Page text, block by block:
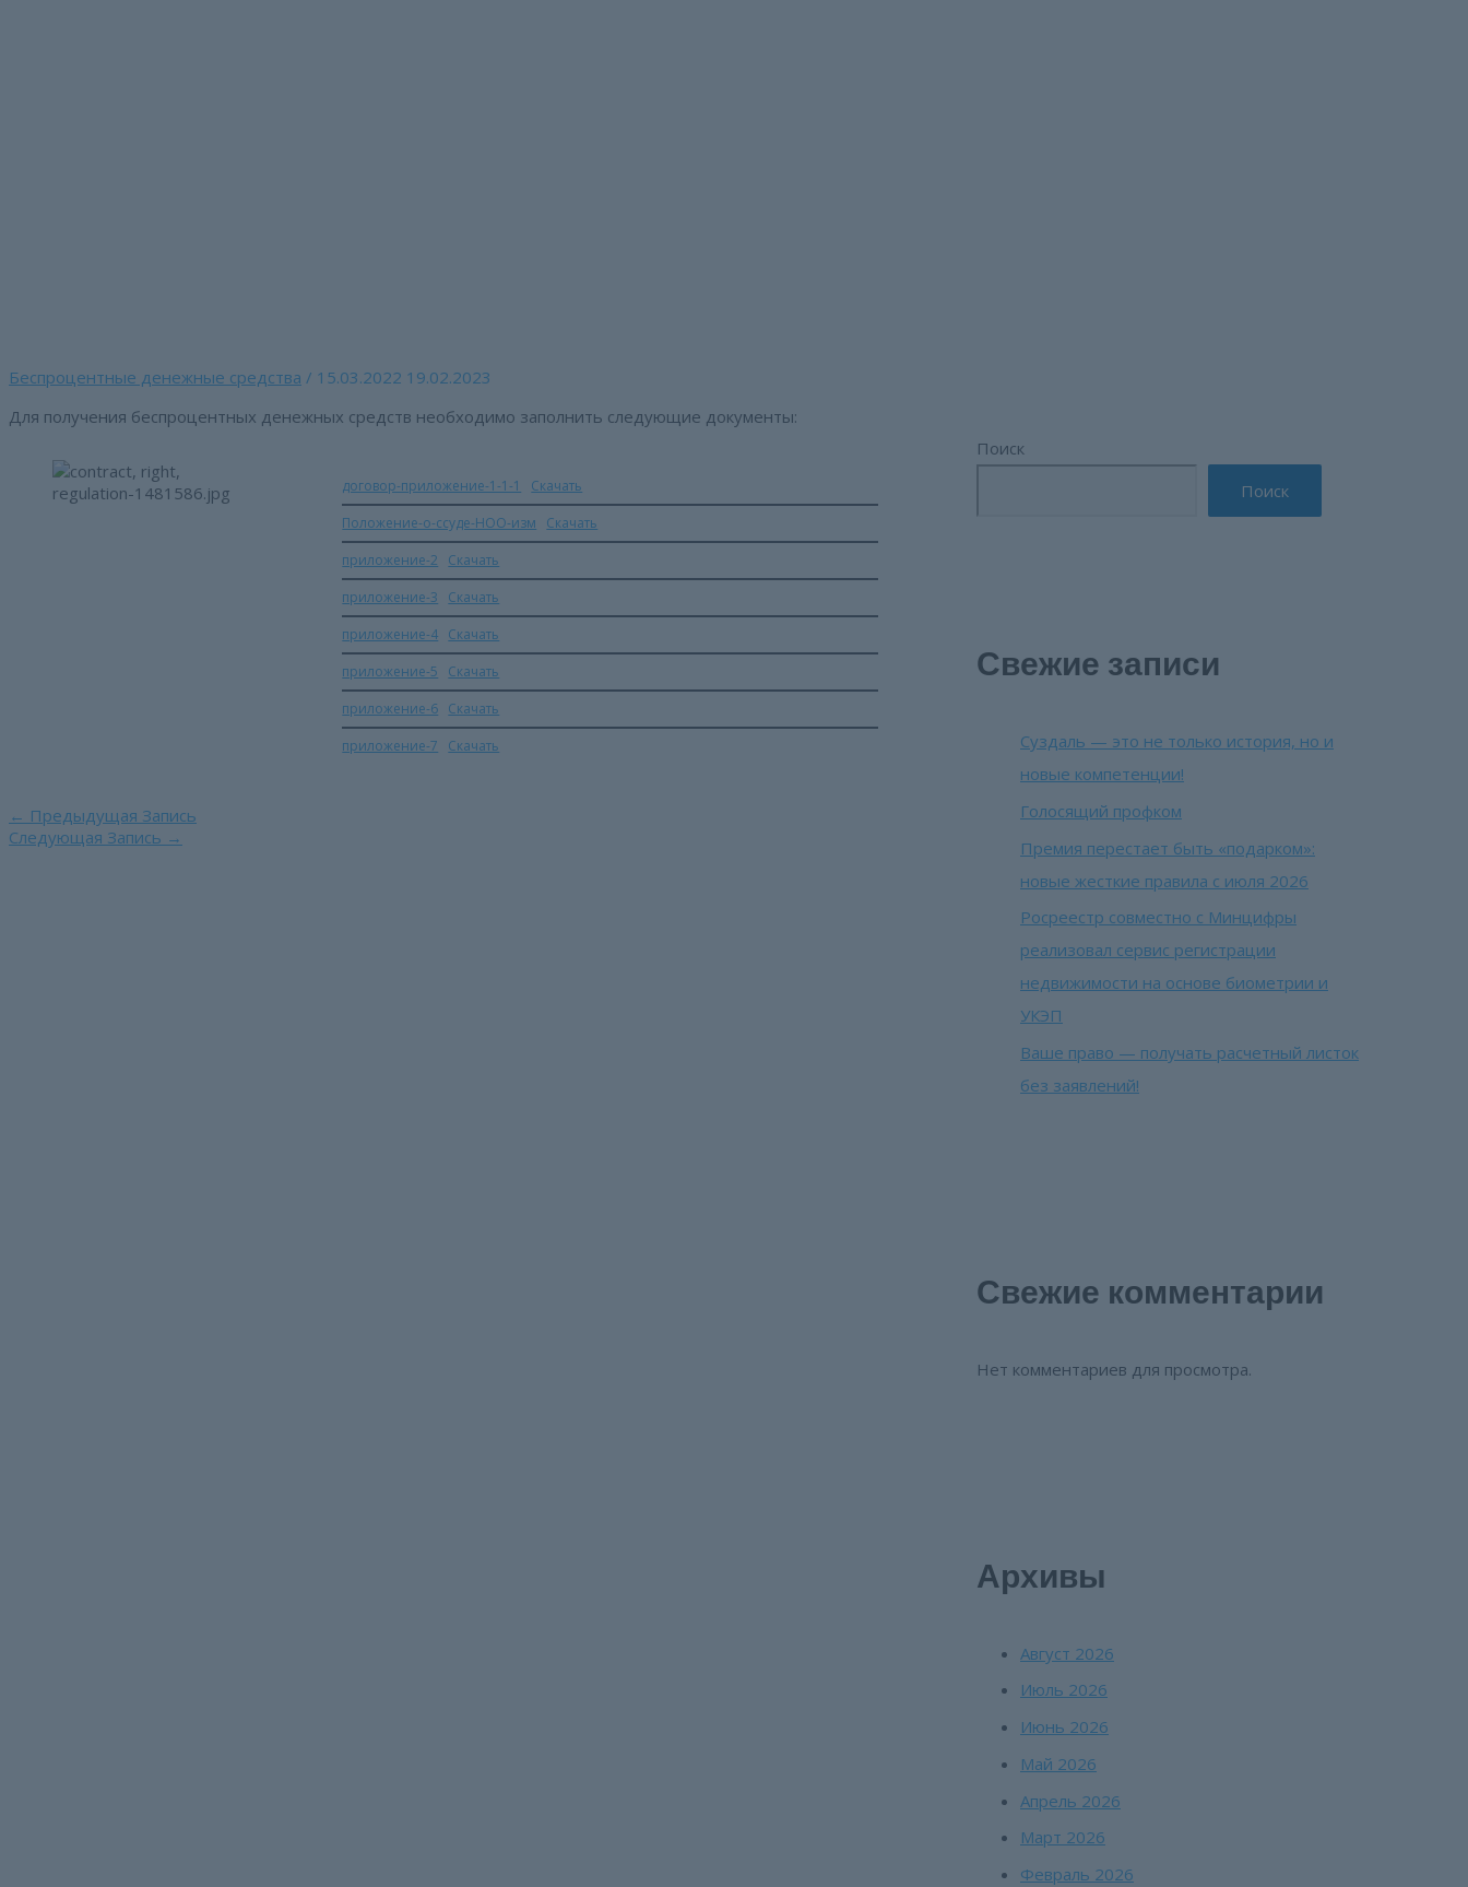
Беспроцентные денежные средства / 15.03.2022 19.02.2023
Для получения беспроцентных денежных средств необходимо заполнить следующие документы:
договор-приложение-1-1-1
Скачать
Положение-о-ссуде-НОО-изм
Скачать
приложение-2
Скачать
приложение-3
Скачать
приложение-4 Скачать
приложение-5
Скачать
приложение-6 Скачать
приложение-7
Скачать
Навигация
по
← Предыдущая Запись
Следующая Запись →
Поиск
Поиск
Свежие записи
Суздаль — это не только история, но и
новые компетенции!
Голосящий профком
Премия перестает быть «подарком»:
новые жесткие правила с июля 2026
Росреестр совместно с Минцифры
реализовал сервис регистрации
недвижимости на основе биометрии и
УКЭП
Ваше право — получать расчетный листок
без заявлений!
Свежие комментарии
Нет комментариев для просмотра.
Архивы
Август 2026
Июль 2026
Июнь 2026
Май 2026
Апрель 2026
Март 2026
Февраль 2026